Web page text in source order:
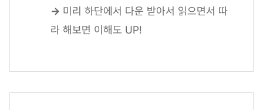
→ 미리 하단에서 다운 받아서 읽으면서 따
라 해보면 이해도 UP!